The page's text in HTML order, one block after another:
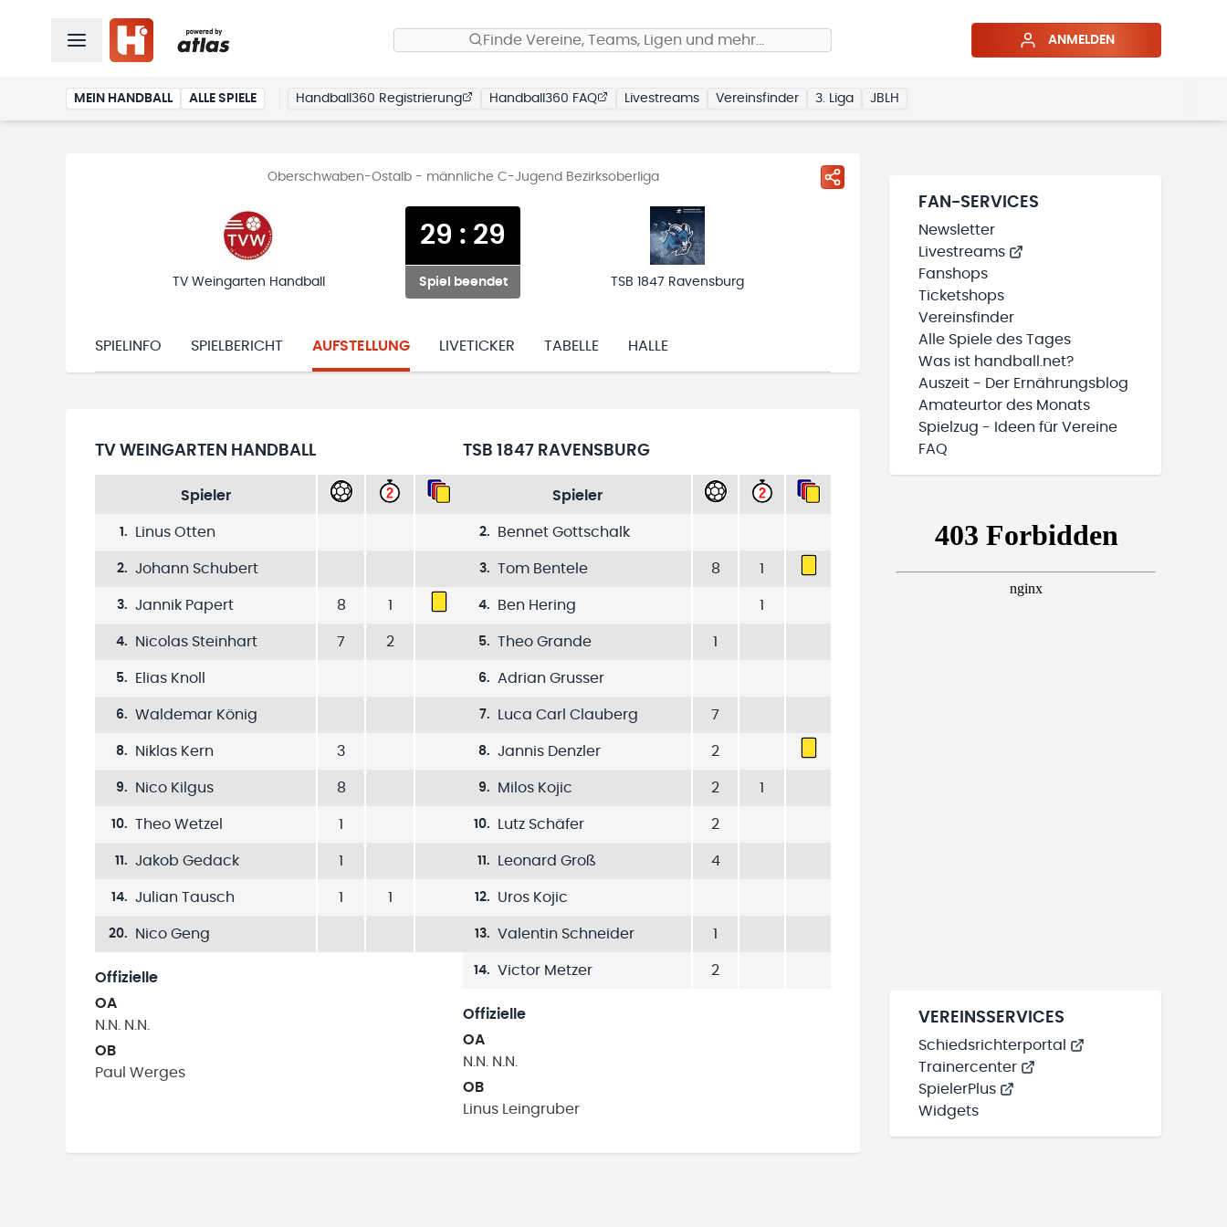
Finde Vereine, Teams, Ligen und mehr… ANMELDEN
MEIN HANDBALL ALLE SPIELE Handball360 Registrierung Handball360 FAQ Livestreams Vereinsfinder 3. Liga JBLH
Oberschwaben-Ostalb - männliche C-Jugend Bezirksoberliga
TV Weingarten Handball
29 : 29
Spiel beendet TSB 1847 Ravensburg
SPIELINFO SPIELBERICHT AUFSTELLUNG LIVETICKER TABELLE HALLE
TV WEINGARTEN HANDBALL
Spieler
1 . Linus Otten
2. Johann Schubert
3. Jannik Papert 8 1
4. Nicolas Steinhart 7 2
5. Elias Knoll
6. Waldemar König
8. Niklas Kern 3
9. Nico Kilgus 8
10. Theo Wetzel 1
11 . Jakob Gedack 1
14. Julian Tausch 1 1
20. Nico Geng
Offizielle
OA
N.N.
N.N.
OB
Paul Werges
TSB 1847 RAVENSBURG
Spieler
2. Bennet Gottschalk
3. Tom Bentele 8 1
4. Ben Hering 1
5. Theo Grande 1
6. Adrian Grusser
7. Luca Carl Clauberg 7
8. Jannis Denzler 2
9. Milos Kojic 2 1
10. Lutz Schäfer 2
11 . Leonard Groß 4
12. Uros Kojic
13. Valentin Schneider 1
14. Victor Metzer 2
Offizielle
OA
N.N.
N.N.
OB
Linus
Leingruber
FAN-SERVICES
Newsletter
Livestreams
Fanshops
Ticketshops
Vereinsfinder
Alle Spiele des Tages
Was ist handball.net?
Auszeit - Der Ernährungsblog
Amateurtor des Monats
Spielzug - Ideen für Vereine
FAQ
VEREINSSERVICES
Schiedsrichterportal
Trainercenter
SpielerPlus
Widgets